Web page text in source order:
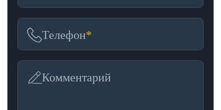
Телефон*
Комментарий